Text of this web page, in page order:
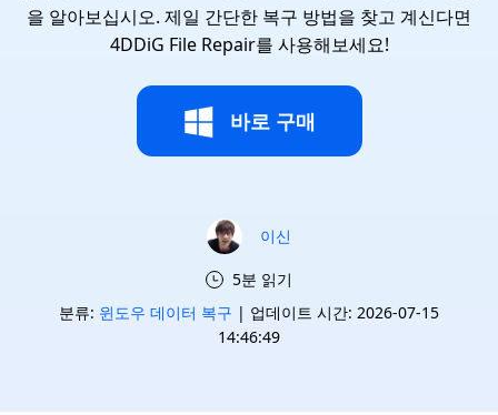
을 알아보십시오. 제일 간단한 복구 방법을 찾고 계신다면
4DDiG File Repair를 사용해보세요!
바로 구매
이신
5분 읽기
분류: 윈도우 데이터 복구 | 업데이트 시간: 2026-07-15
14:46:49